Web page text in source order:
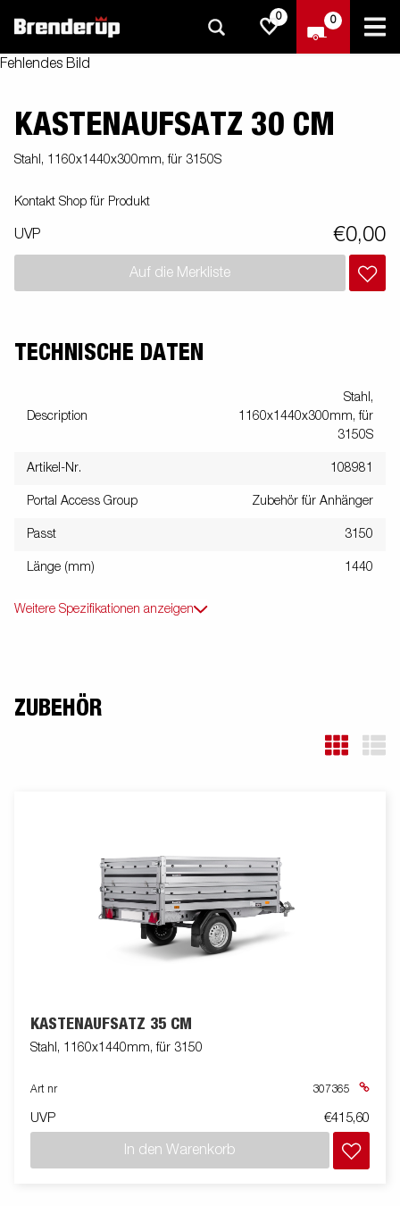
0 0
Fehlendes Bild
KASTENAUFSATZ 30 CM
Stahl, 1160x1440x300mm, für 3150S
Kontakt Shop für Produkt
UVP €0,00
Auf die Merkliste
TECHNISCHE DATEN
Description
Stahl,
1160x1440x300mm, für
3150S
Artikel-Nr. 108981
Portal Access Group Zubehör für Anhänger
Passt 3150
Länge (mm) 1440
Weitere Spezifikationen anzeigen
ZUBEHÖR
KASTENAUFSATZ 35 CM
Stahl, 1160x1440mm, für 3150
Art nr 307365
UVP €415,60
In den Warenkorb